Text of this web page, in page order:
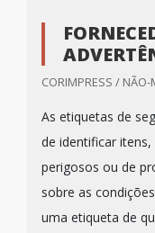
CORIMPRESS / NÃO-
As etiquetas de
de identificar
perigosos ou de
sobre as
uma etiqueta de